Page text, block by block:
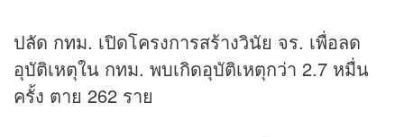
ปลัด กทม. เปิดโครงการสร้างวินัย จร. เพื่อลด
อุบัติเหตุใน กทม. พบเกิดอุบัติเหตุกว่า 2.7 หมื่น
ครั้ง ตาย 262 ราย